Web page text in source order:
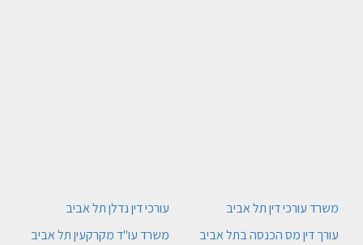
משרד עורכי דין תל אביב
עורך דין מס הכנסה בתל אביב
עורכי דין נדלן תל אביב
משרד עו"ד מקרקעין תל אביב